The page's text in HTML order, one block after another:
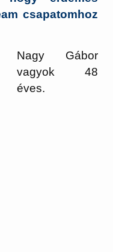
csapatomhoz
Nagy Gábor
vagyok 48
éves.